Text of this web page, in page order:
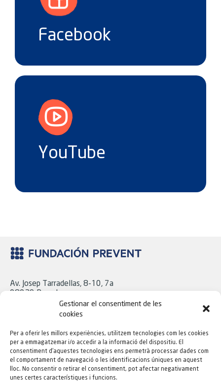
Gestionar el consentiment de les
cookies
Per a oferir les millors experiències, utilitzem tecnologies com les cookies
per a emmagatzemar i/o accedir a la informació del dispositiu. El
consentiment d'aquestes tecnologies ens permetrà processar dades com
el comportament de navegació o les identificacions úniques en aquest
lloc. No consentir o retirar el consentiment, pot afectar negativament
unes certes característiques i funcions.
Facebook
YouTube
Av. Josep Tarradellas, 8-10, 7a
08029 Barcelona
Tel. 93 439 18 06
C/ Cavanilles, 43, Baix
28007 Madrid
Tel. 91 724 16 21